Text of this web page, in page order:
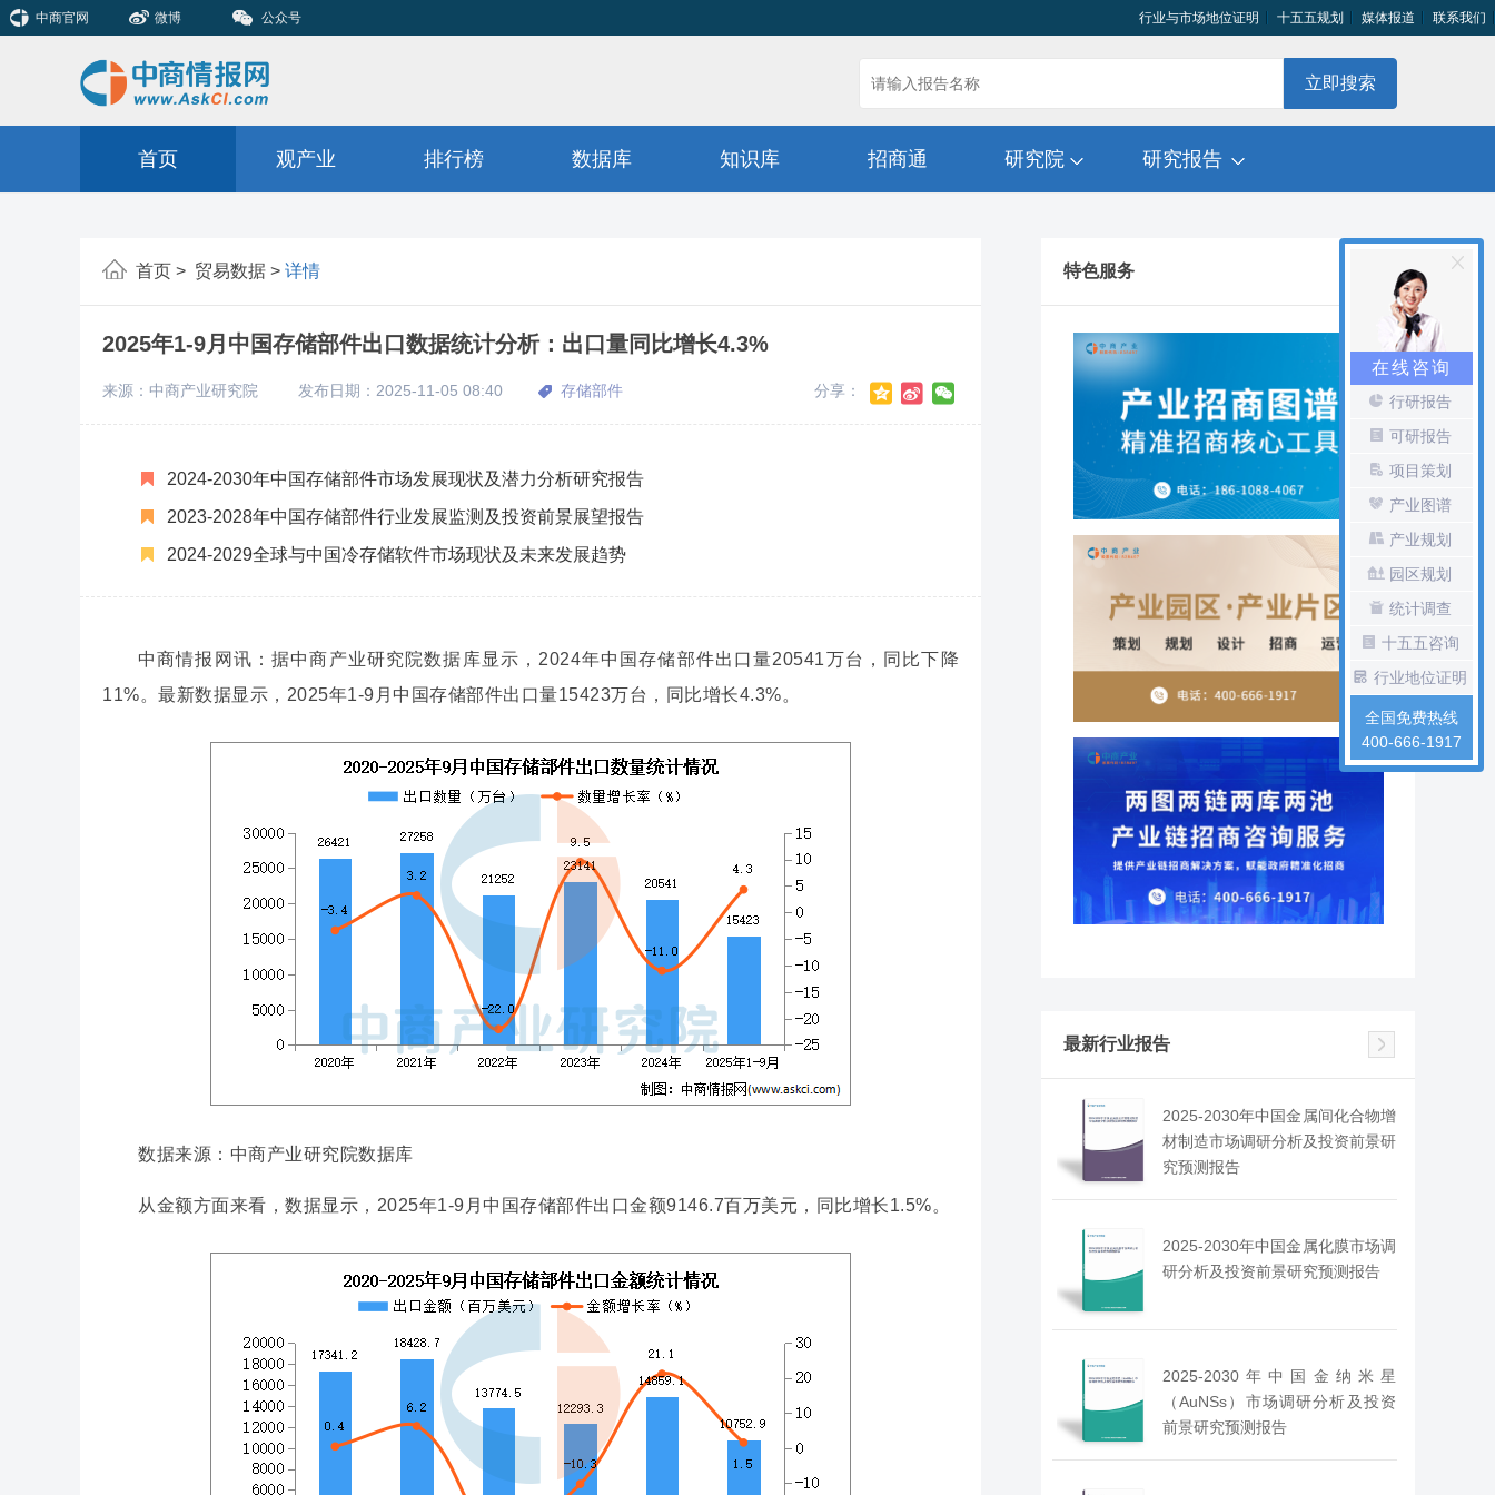
中商官网 微博 公众号 行业与市场地位证明 十五五规划 媒体报道 联系我们
立即搜索
首页 观产业 排行榜 数据库 知识库 招商通 研究院 研究报告
首页 > 贸易数据 > 详情
2025年1-9月中国存储部件出口数据统计分析：出口量同比增长4.3%
来源：中商产业研究院 发布日期：2025-11-05 08:40 存储部件 分享：
2024-2030年中国存储部件市场发展现状及潜力分析研究报告
2023-2028年中国存储部件行业发展监测及投资前景展望报告
2024-2029全球与中国冷存储软件市场现状及未来发展趋势
中商情报网讯：据中商产业研究院数据库显示，2024年中国存储部件出口量20541万台，同比下降
11%。最新数据显示，2025年1-9月中国存储部件出口量15423万台，同比增长4.3%。
数据来源：中商产业研究院数据库
从金额方面来看，数据显示，2025年1-9月中国存储部件出口金额9146.7百万美元，同比增长1.5%。
特色服务
最新行业报告
2025-2030年中国金属间化合物增
材制造市场调研分析及投资前景研
究预测报告
2025-2030年中国金属化膜市场调
研分析及投资前景研究预测报告
2025-2030年中国金纳米星
（AuNSs）市场调研分析及投资
前景研究预测报告
在线咨询
行研报告
可研报告
项目策划
产业图谱
产业规划
园区规划
统计调查
十五五咨询
行业地位证明
全国免费热线
400-666-1917